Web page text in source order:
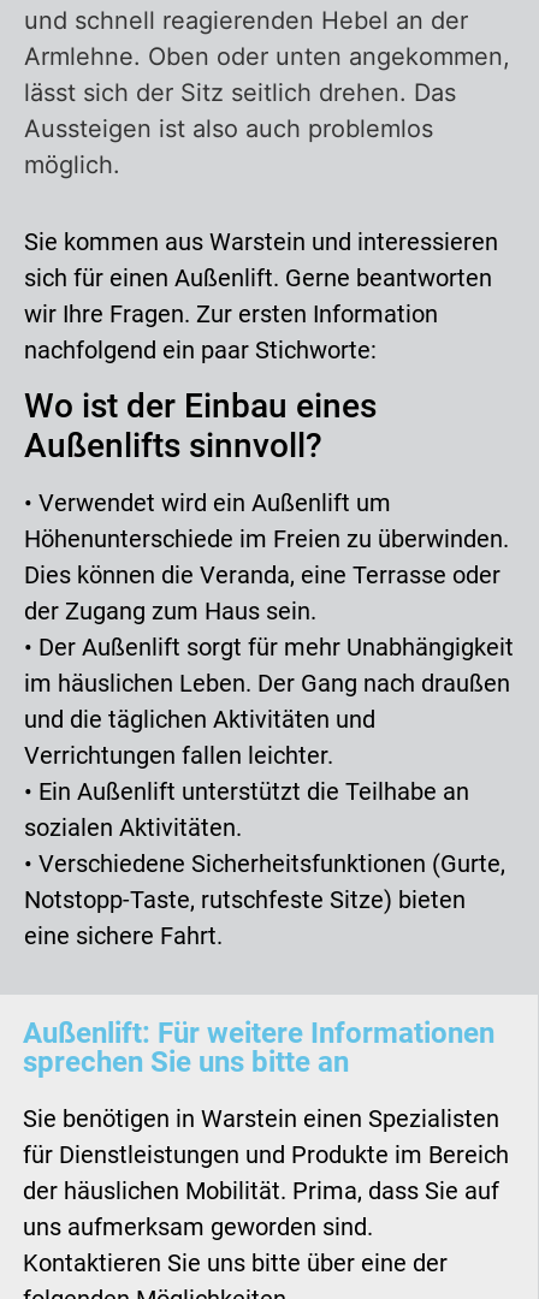
und schnell reagierenden Hebel an der
Armlehne. Oben oder unten angekommen,
lässt sich der Sitz seitlich drehen. Das
Aussteigen ist also auch problemlos
möglich.
Sie kommen aus Warstein und interessieren
sich für einen Außenlift. Gerne beantworten
wir Ihre Fragen. Zur ersten Information
nachfolgend ein paar Stichworte:
Wo ist der Einbau eines
Außenlifts sinnvoll?
• Verwendet wird ein Außenlift um
Höhenunterschiede im Freien zu überwinden.
Dies können die Veranda, eine Terrasse oder
der Zugang zum Haus sein.
• Der Außenlift sorgt für mehr Unabhängigkeit
im häuslichen Leben. Der Gang nach draußen
und die täglichen Aktivitäten und
Verrichtungen fallen leichter.
• Ein Außenlift unterstützt die Teilhabe an
sozialen Aktivitäten.
• Verschiedene Sicherheitsfunktionen (Gurte,
Notstopp-Taste, rutschfeste Sitze) bieten
eine sichere Fahrt.
Außenlift: Für weitere Informationen
sprechen Sie uns bitte an
Sie benötigen in Warstein einen Spezialisten
für Dienstleistungen und Produkte im Bereich
der häuslichen Mobilität. Prima, dass Sie auf
uns aufmerksam geworden sind.
Kontaktieren Sie uns bitte über eine der